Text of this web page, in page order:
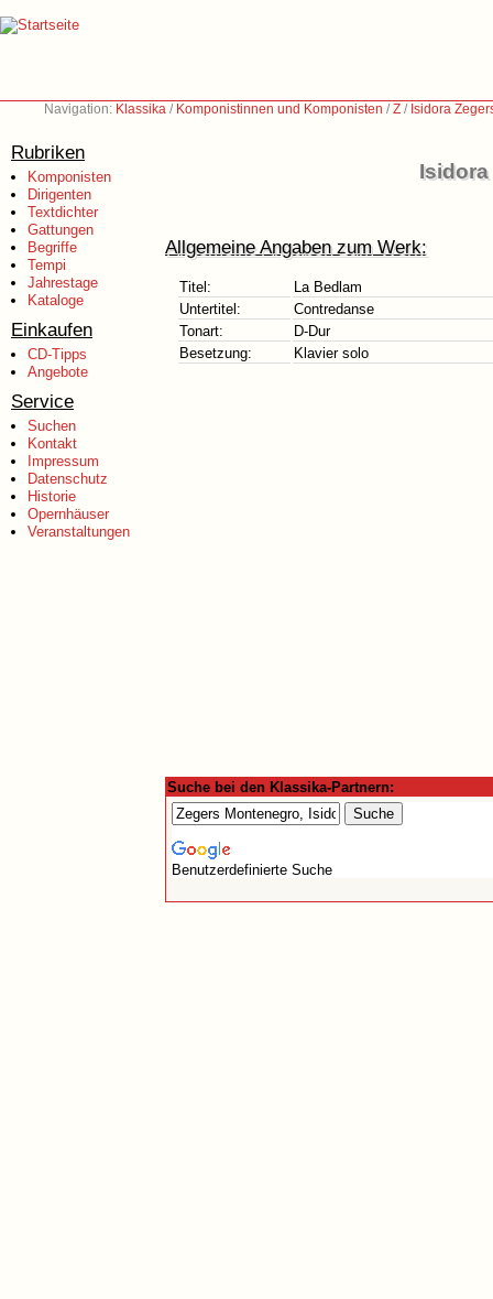
Navigation: Klassika / Komponistinnen und Komponisten /Z / Isidora
Rubriken
Komponisten
Dirigenten
Textdichter
Gattungen
Begriffe
Tempi
Jahrestage
Kataloge
Einkaufen
CD-Tipps
Angebote
Service
Suchen
Kontakt
Impressum
Datenschutz
Historie
Opernhäuser
Veranstaltungen
Isidora
Allgemeine Angaben zum Werk:
Titel:
La Bedlam
Untertitel:
Contredanse
Tonart:
D-Dur
Besetzung:
Klavier solo
Suche bei den Klassika-Partnern:
Benutzerdefinierte Suche